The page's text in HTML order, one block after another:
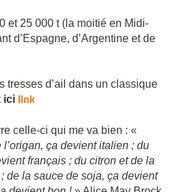
et 25 000 t (la moitié en Midi-
d’Espagne, d’Argentine et de
tresses d’ail dans un classique
ici link
celle-ci qui me va bien : «
ça devient italien ; du
français ; du citron et de la
de la sauce de soja, ça devient